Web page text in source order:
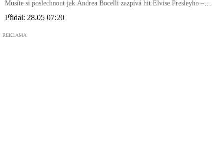
Musíte si poslechnout jak Andrea Bocelli zazpívá hit Elvise Presleyho –
Přidal: 28.05 07:20
REKLAMA